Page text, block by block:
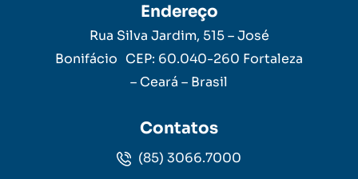
Endereço
Rua Silva Jardim, 515 – José
Bonifácio CEP: 60.040-260 Fortaleza
– Ceará – Brasil
Contatos
(85) 3066.7000